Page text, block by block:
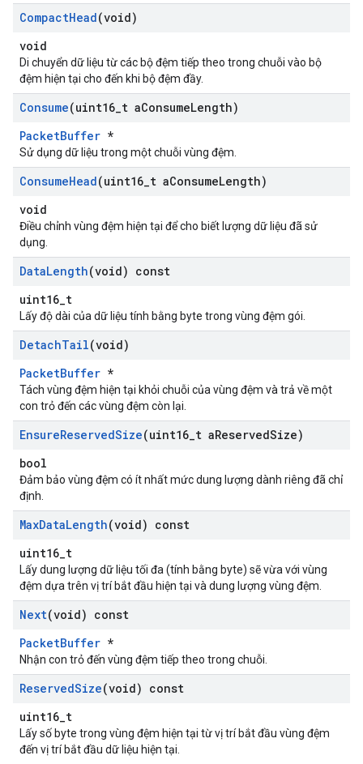
CompactHead(void)
void
Di chuyển dữ liệu từ các bộ đệm tiếp theo trong chuỗi vào bộ
đệm hiện tại cho đến khi bộ đệm đầy.
Consume(uint16 t aConsumeLength)
PacketBuffer *
Sử dụng dữ liệu trong một chuỗi vùng đệm.
ConsumeHead(uint16 t aConsumeLength)
void
Điều chỉnh vùng đệm hiện tại để cho biết lượng dữ liệu đã sử
dụng.
DataLength(void) const
uint16_t
Lấy độ dài của dữ liệu tính bằng byte trong vùng đệm gói.
DetachTail(void)
PacketBuffer *
Tách vùng đệm hiện tại khỏi chuỗi của vùng đệm và trả về một
con trỏ đến các vùng đệm còn lại.
EnsureReservedSize(uint16 t aReservedSize)
bool
Đảm bảo vùng đệm có ít nhất mức dung lượng dành riêng đã chỉ
định.
MaxDataLength(void) const
uint16_t
Lấy dung lượng dữ liệu tối đa (tính bằng byte) sẽ vừa với vùng
đệm dựa trên vị trí bắt đầu hiện tại và dung lượng vùng đệm.
Next(void) const
PacketBuffer *
Nhận con trỏ đến vùng đệm tiếp theo trong chuỗi.
ReservedSize(void) const
uint16_t
Lấy số byte trong vùng đệm hiện tại từ vị trí bắt đầu vùng đệm
đến vị trí bắt đầu dữ liệu hiện tại.